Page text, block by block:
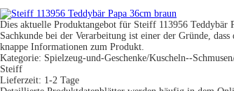
Dies aktuelle Produktangebot für Steiff 113956 Teddybär
Sachkunde bei der Verarbeitung ist einer der Gründe,
knappe Informationen zum Produkt.
Kategorie: Spielzeug-und-Geschenke/Kuscheln--
Steiff
Lieferzeit: 1-2 Tage